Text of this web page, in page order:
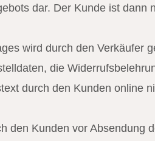
dar. Der Kunde ist dann
wird durch den Verkäufer
die
durch den Kunden online
den Kunden vor Absendung